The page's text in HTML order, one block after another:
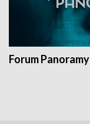
Forum Panoramy